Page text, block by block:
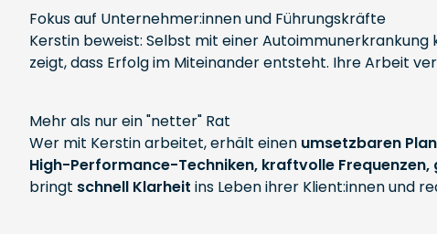
Fokus auf Unternehmer:innen und Führungskräfte
Kerstin beweist: Selbst mit einer
zeigt, dass Erfolg im Miteinander entsteht. Ihre Arbeit
Mehr als nur ein "netter" Rat
Wer mit Kerstin arbeitet, erhält einen umsetzbaren Plan
High-Performance-Techniken, kraftvolle Frequenzen,
bringt schnell Klarheit ins Leben ihrer Klient:innen und